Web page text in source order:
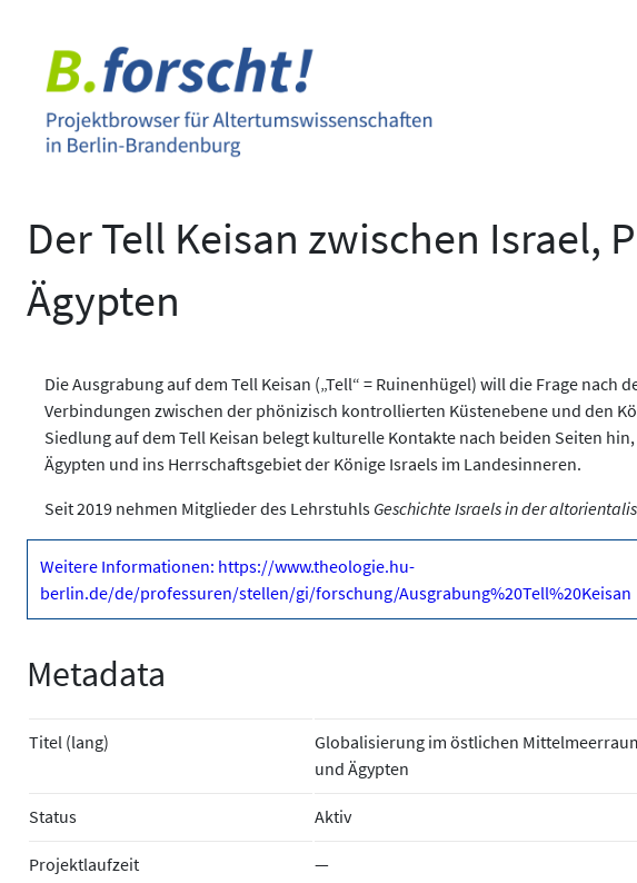
springen
Der Tell Keisan zwischen Israel,
Ägypten
Die Ausgrabung auf dem Tell Keisan („Tell“ = Ruinenhügel) will die Frage
Verbindungen zwischen der phönizisch kontrollierten Küstenebene und den
Siedlung auf dem Tell Keisan belegt kulturelle Kontakte nach beiden Seiten
Ägypten und ins Herrschaftsgebiet der Könige Israels im Landesinneren.
Seit 2019 nehmen Mitglieder des Lehrstuhls Geschichte Israels in der
Weitere Informationen: https://www.theologie.hu-
berlin.de/de/professuren/stellen/gi/forschung/Ausgrabung%20Tell%20Keisan
Metadata
Titel (lang)
Globalisierung im östlichen
und Ägypten
Status Aktiv
Projektlaufzeit —